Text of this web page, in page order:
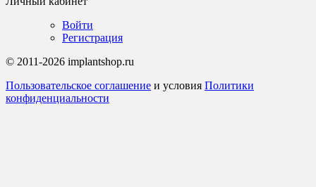
Войти
Регистрация
© 2011-2026 implantshop.ru
Пользовательское соглашение и условия Политики
конфиденциальности